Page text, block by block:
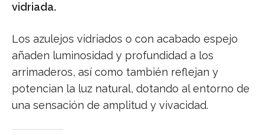
vidriada.
Los azulejos vidriados o con acabado espejo
añaden luminosidad y profundidad a los
arrimaderos, así como también reflejan y
potencian la luz natural, dotando al entorno de
una sensación de amplitud y vivacidad.